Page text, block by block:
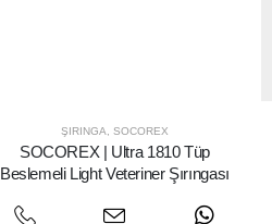
ŞIRINGA SOCOREX
SOCOREX | Ultra 1810 Tüp
Beslemeli Light Veteriner Şırıngası